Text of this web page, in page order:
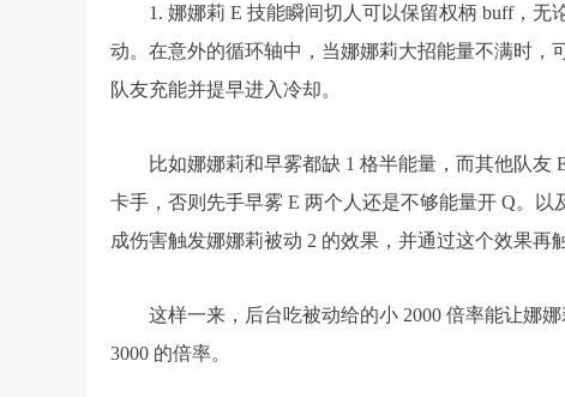
1. 娜娜莉 E 技能瞬间切人可以保留权柄 buff，
动。在意外的循环轴中，当娜娜莉大招能量不满时，
队友充能并提早进入冷却。
比如娜娜莉和早雾都缺 1 格半能量，而其他队友
卡手，否则先手早雾 E 两个人还是不够能量开 Q。
成伤害触发娜娜莉被动 2 的效果，并通过这个效果再
这样一来，后台吃被动给的小 2000 倍率能让娜
3000 的倍率。